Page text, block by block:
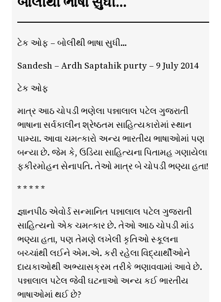
ટેક ઓફ – બોલીથી ભાષા સુધી…
Sandesh – Ardh Saptahik purty – 9 July 2014
ટેક ઓફ
માત્ર આઠ ચોપડી ભણેલા પન્નાલાલ પટેલ ગુજરાતી
ભાષાના સર્વકાલીન શ્રેષ્ઠતમ સાહિત્યકારોમાં સ્થાન
પામ્યા. આવા ચમત્કારો અન્ય ભારતીય ભાષાઓમાં પણ
બન્યા છે. જેમ કે, ઉડિયા સાહિત્યના પિતામહ ગણાયેલા
ફકીરમોહન સેનાપતિ. તેઓ માત્ર બે ચોપડી ભણ્યા હતા!
* * * * *
જ્ઞાનપીઠ એવોર્ડ સન્માનિત પન્નાલાલ પટેલ ગુજરાતી
સાહિત્યનો એક ચમત્કાર છે. તેઓ આઠ ચોપડી માંડ
ભણ્યા હતા, પણ તેમણે લખેલી કૃતિઓ સ્કૂલના
બચ્ચાંથી લઈને એમ.એ. કરી રહેલા વિદ્યાર્થીઓને
દાયકાઓથી અભ્યાસક્રમ તરીકે ભણાવવામાં આવે છે.
પન્નાલાલ પટેલ જેવી ઘટનાઓ અન્ય કઈ ભારતીય
ભાષાઓમાં થઈ છે?